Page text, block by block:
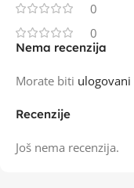
0
0
Recenzije
Još nema recenzija.
Nema recenzija
Morate biti ulogovani